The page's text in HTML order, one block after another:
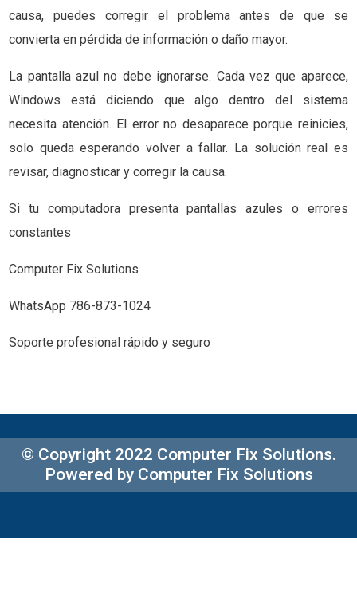
causa, puedes corregir el problema antes de que se
convierta en pérdida de información o daño mayor.
La pantalla azul no debe ignorarse. Cada vez que aparece,
Windows está diciendo que algo dentro del sistema
necesita atención. El error no desaparece porque reinicies,
solo queda esperando volver a fallar. La solución real es
revisar, diagnosticar y corregir la causa.
Si tu computadora presenta pantallas azules o errores
constantes
Computer Fix Solutions
WhatsApp 786-873-1024
Soporte profesional rápido y seguro
© Copyright 2022 Computer Fix Solutions.
Powered by Computer Fix Solutions